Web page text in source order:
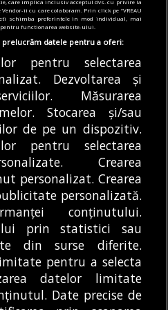
social
curent în București, Ilfov
Electrice Muntenia
a străzilor
COOKIES
- Buletin de București.
. Powered by TRS Design.
De
Cookie
Policy (EU)
Cookie
Policy
ii cu care colaboram. Prin click pe “VREAU
schimba preferintele in mod individual, mai
pentru functionarea website-ului.
datele pentru a oferi:
pentru selectarea
Dezvoltarea și
Măsurarea
Stocarea și/sau
de pe un dispozitiv.
pentru selectarea
Crearea
personalizat. Crearea
personalizată.
conținutului.
prin statistici sau
din surse diferite.
pentru a selecta
datelor limitate
Date precise de